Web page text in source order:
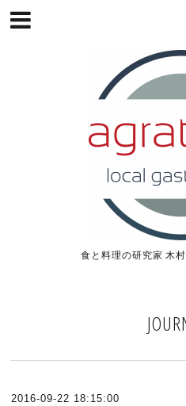
食と料理の研究家 木
2016-09-22 18:15:00